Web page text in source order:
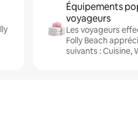
Équipements
voyageurs
Les voyageurs
Folly Beach
suivants : Cuisine,